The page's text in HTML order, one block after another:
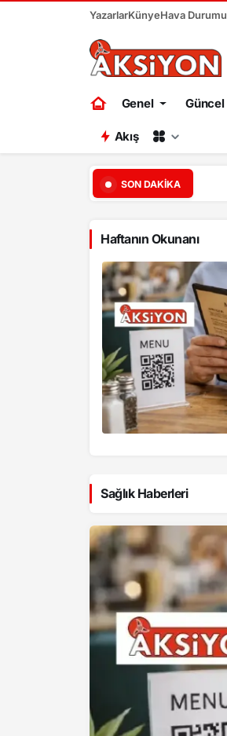
YazarlarKünyeHava Durumu
Genel Güncel
Akış
SON DAKIKA
Haftanın Okunanı
Sağlık Haberleri